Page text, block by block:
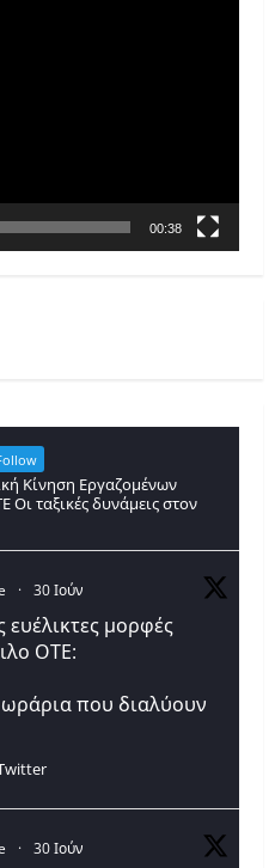
00:38
Κίνηση Εργαζομένων
Οι ταξικές δυνάμεις στον
· 30 Ιούν
ευέλικτες μορφές
ΟΤΕ:
ωράρια που διαλύουν
· 30 Ιούν